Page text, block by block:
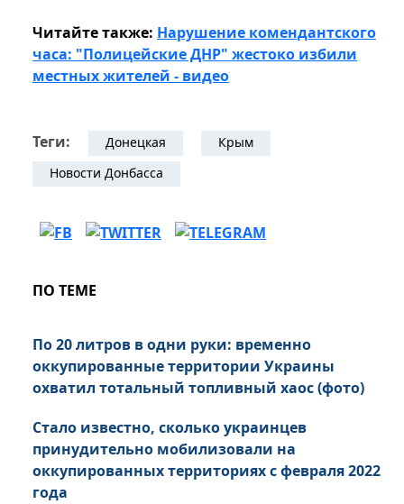
Читайте также: Нарушение комендантского
часа: "Полицейские ДНР" жестоко избили
местных жителей - видео
Теги: Донецкая
Крым
Новости Донбасса
ПО ТЕМЕ
По 20 литров в одни руки: временно
оккупированные территории Украины
охватил тотальный топливный хаос (фото)
Стало известно, сколько украинцев
принудительно мобилизовали на
оккупированных территориях с февраля 2022
года